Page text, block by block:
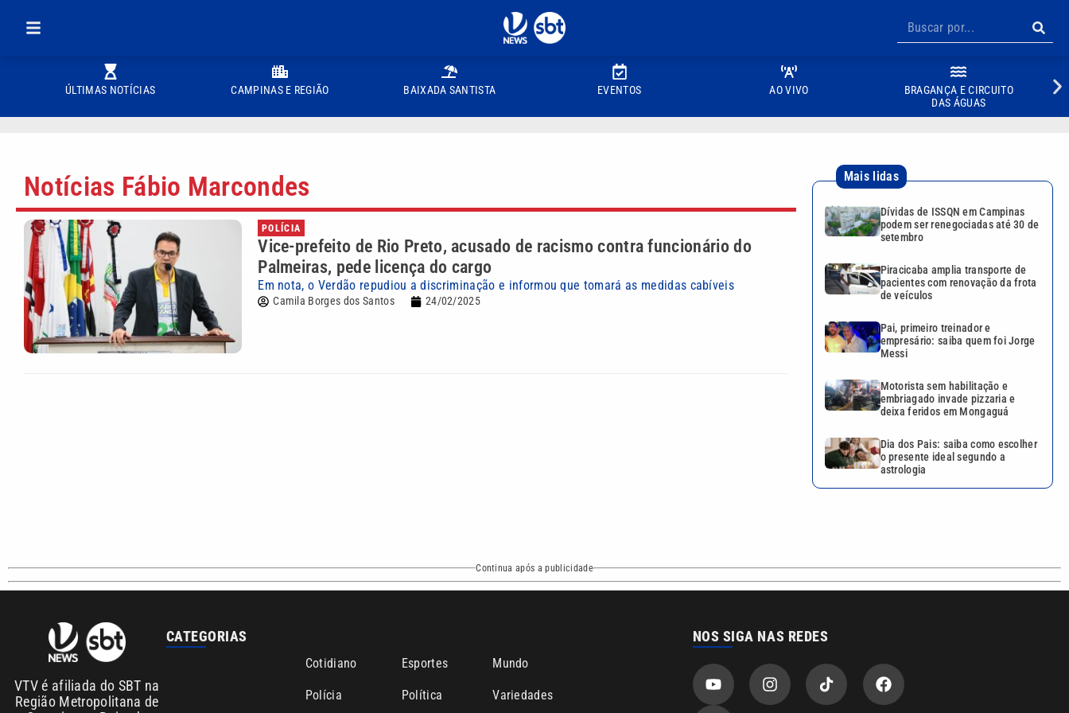
ÚLTIMAS NOTÍCIAS CAMPINAS E REGIÃO BAIXADA SANTISTA EVENTOS AO VIVO
BRAGANÇA E CIRCUITO
DAS ÁGUAS
Notícias Fábio Marcondes
POLÍCIA
Vice-prefeito de Rio Preto, acusado de racismo contra funcionário do
Palmeiras, pede licença do cargo
Em nota, o Verdão repudiou a discriminação e informou que tomará as medidas cabíveis
Camila Borges dos Santos 24/02/2025
Mais lidas
Dívidas de ISSQN em Campinas
podem ser renegociadas até 30 de
setembro
Piracicaba amplia transporte de
pacientes com renovação da frota
de veículos
Pai, primeiro treinador e
empresário: saiba quem foi Jorge
Messi
Motorista sem habilitação e
embriagado invade pizzaria e
deixa feridos em Mongaguá
Dia dos Pais: saiba como escolher
o presente ideal segundo a
astrologia
Continua após a publicidade
VTV é afiliada do SBT na
Região Metropolitana de
CATEGORIAS
Cotidiano Esportes Mundo
Polícia Política Variedades
NOS SIGA NAS REDES